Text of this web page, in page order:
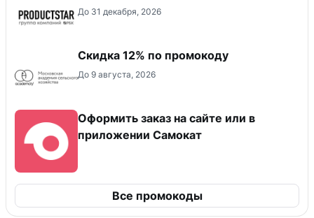
До 31 декабря, 2026
Скидка 12% по промокоду
До 9 августа, 2026
Оформить заказ на сайте или в
приложении Самокат
Все промокоды